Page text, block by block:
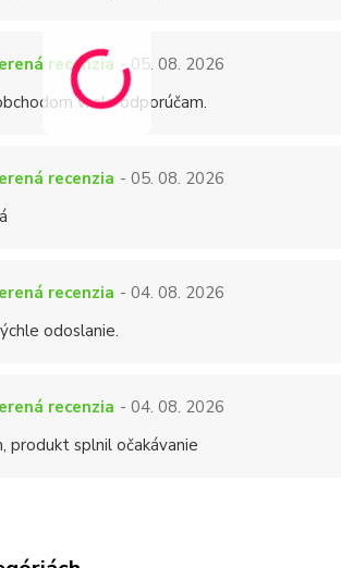
recenzia - 05. 08. 2026
vrelo odporúčam.
recenzia - 05. 08. 2026
recenzia - 04. 08. 2026
odoslanie.
recenzia - 04. 08. 2026
produkt splnil očakávanie